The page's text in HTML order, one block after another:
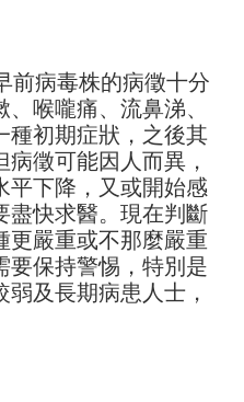
前病毒株的病徵十分
喉嚨痛、流鼻涕、
種初期症狀，之後其
徵可能因人而異，
平下降，又或開始感
盡快求醫。現在判斷
更嚴重或不那麼嚴重
要保持警惕，特別是
弱及長期病患人士，